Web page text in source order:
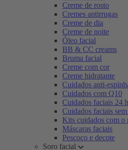
Creme de rosto
Cremes antirrugas
Creme de dia
Creme de noite
Óleo facial
BB & CC creams
Bruma facial
Creme com cor
Creme hidratante
Cuidados anti-
Cuidados com Q10
Cuidados faciais 24
Cuidados faciais
Kits cuidados com o
Máscaras faciais
Pescoço e decote
Soro facial